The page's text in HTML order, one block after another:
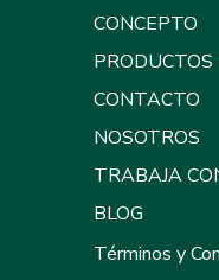
CONCEPTO
PRODUCTOS
CONTACTO
NOSOTROS
TRABAJA
BLOG
Términos y